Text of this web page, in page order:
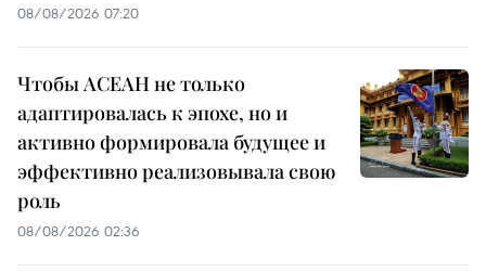
08/08/2026 07:20
Чтобы АСЕАН не только
адаптировалась к эпохе, но и
активно формировала будущее и
эффективно реализовывала свою
роль
08/08/2026 02:36